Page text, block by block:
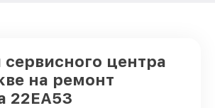
сервисного центра
на ремонт
22EA53